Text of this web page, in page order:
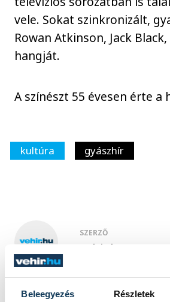
Beleegyezés Részletek
vele. Sokat szinkronizált,
Rowan Atkinson, Jack
hangját.
A színészt 55 évesen érte a
kultúra gyászhír
SZERZŐ
vehir.hu